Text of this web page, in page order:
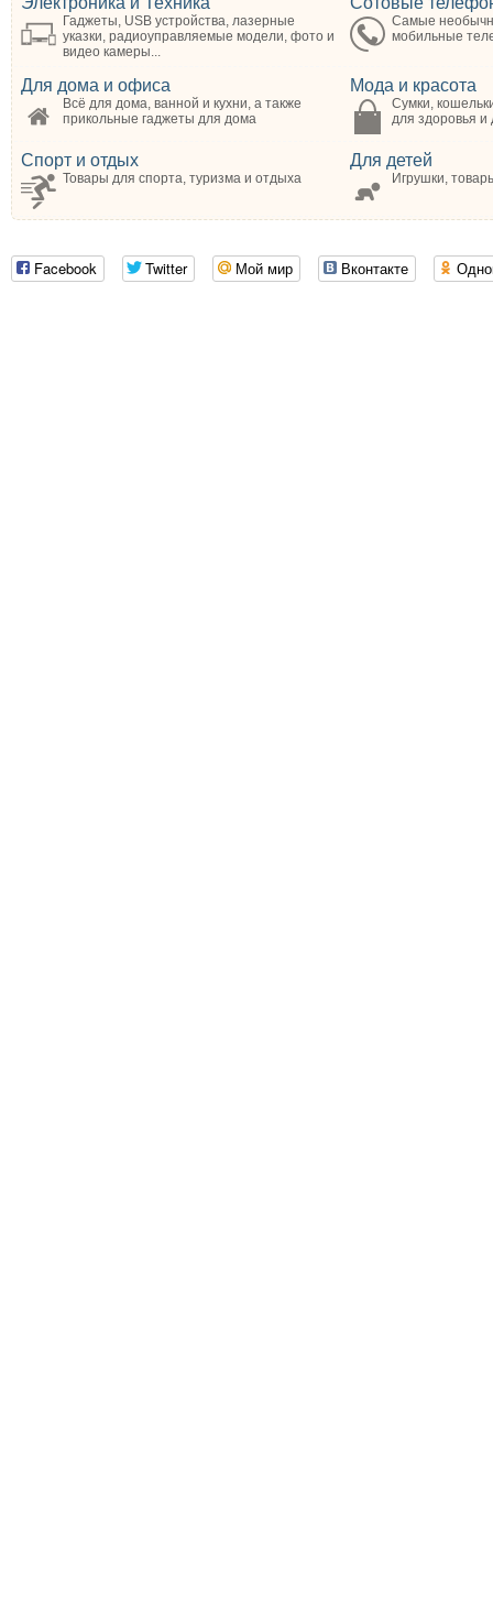
Гаджеты, USB устройства, лазерные
указки, радиоуправляемые модели, фото и
видео камеры...
Самые
мобильные
Для дома и офиса
Всё для дома, ванной и кухни, а также
прикольные гаджеты для дома
Мода и красота
Сумки,
для здоровья и
Спорт и отдых
Товары для спорта, туризма и отдыха
Для детей
Игрушки,
Facebook Twitter Мой мир Вконтакте